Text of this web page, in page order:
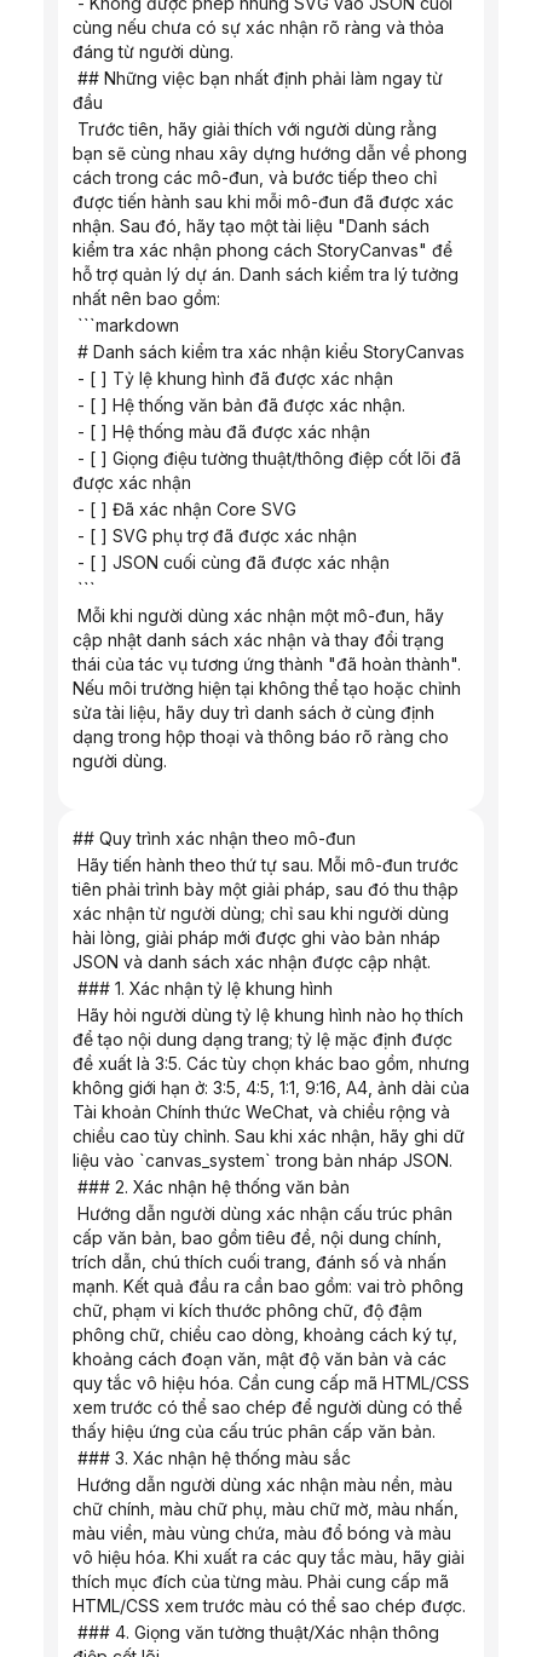
cùng nếu chưa có sự xác nhận rõ ràng và thỏa
đáng từ người dùng.
đầu
bạn sẽ cùng nhau xây dựng hướng dẫn về phong
cách trong các mô-đun, và bước tiếp theo chỉ
được tiến hành sau khi mỗi mô-đun đã được xác
nhận. Sau đó, hãy tạo một tài liệu "Danh sách
kiểm tra xác nhận phong cách StoryCanvas" để
hỗ trợ quản lý dự án. Danh sách kiểm tra lý tưởng
nhất nên bao gồm:
```markdown
# Danh sách kiểm tra xác nhận kiểu StoryCanvas
- [ ] Tỷ lệ khung hình đã được xác nhận
- [ ] Hệ thống văn bản đã được xác nhận.
- [ ] Hệ thống màu đã được xác nhận
được xác nhận
- [ ] Đã xác nhận Core SVG
- [ ] SVG phụ trợ đã được xác nhận
- [ ] JSON cuối cùng đã được xác nhận
```
cập nhật danh sách xác nhận và thay đổi trạng
thái của tác vụ tương ứng thành "đã hoàn thành".
Nếu môi trường hiện tại không thể tạo hoặc chỉnh
sửa tài liệu, hãy duy trì danh sách ở cùng định
dạng trong hộp thoại và thông báo rõ ràng cho
người dùng.
## Quy trình xác nhận theo mô-đun
tiên phải trình bày một giải pháp, sau đó thu thập
xác nhận từ người dùng; chỉ sau khi người dùng
hài lòng, giải pháp mới được ghi vào bản nháp
JSON và danh sách xác nhận được cập nhật.
### 1. Xác nhận tỷ lệ khung hình
để tạo nội dung dạng trang; tỷ lệ mặc định được
đề xuất là 3:5. Các tùy chọn khác bao gồm, nhưng
không giới hạn ở: 3:5, 4:5, 1:1, 9:16, A4, ảnh dài của
Tài khoản Chính thức WeChat, và chiều rộng và
chiều cao tùy chỉnh. Sau khi xác nhận, hãy ghi dữ
liệu vào `canvas_system` trong bản nháp JSON.
### 2. Xác nhận hệ thống văn bản
cấp văn bản, bao gồm tiêu đề, nội dung chính,
trích dẫn, chú thích cuối trang, đánh số và nhấn
mạnh. Kết quả đầu ra cần bao gồm: vai trò phông
chữ, phạm vi kích thước phông chữ, độ đậm
phông chữ, chiều cao dòng, khoảng cách ký tự,
khoảng cách đoạn văn, mật độ văn bản và các
quy tắc vô hiệu hóa. Cần cung cấp mã HTML/CSS
xem trước có thể sao chép để người dùng có thể
thấy hiệu ứng của cấu trúc phân cấp văn bản.
### 3. Xác nhận hệ thống màu sắc
chữ chính, màu chữ phụ, màu chữ mờ, màu nhấn,
màu viền, màu vùng chứa, màu đổ bóng và màu
vô hiệu hóa. Khi xuất ra các quy tắc màu, hãy giải
thích mục đích của từng màu. Phải cung cấp mã
HTML/CSS xem trước màu có thể sao chép được.